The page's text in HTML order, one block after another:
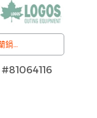
鍋
更換商品，如
成不便尚請見
洽詢客服。
#81064116